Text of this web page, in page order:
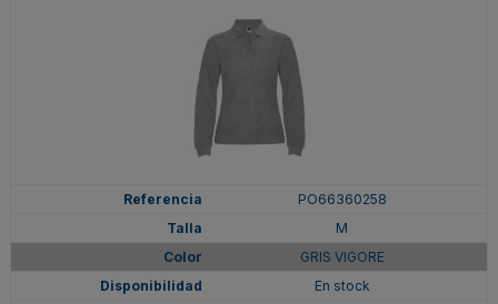
PO66360258
M
GRIS VIGORE
En stock